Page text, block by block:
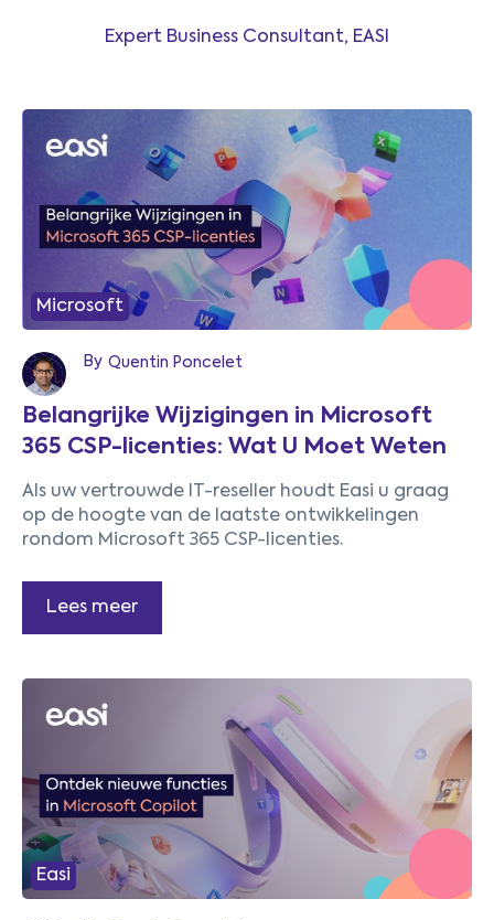
Expert Business Consultant, EASI
Microsoft
By Quentin Poncelet
Belangrijke Wijzigingen in Microsoft
365 CSP-licenties: Wat U Moet Weten
Als uw vertrouwde IT-reseller houdt Easi u graag
op de hoogte van de laatste ontwikkelingen
rondom Microsoft 365 CSP-licenties.
Lees meer
Easi